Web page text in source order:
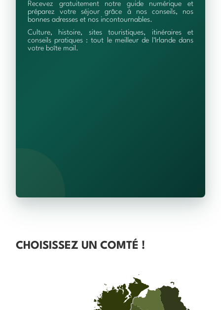
Recevez gratuitement notre guide numérique et
préparez votre séjour grâce à nos conseils, nos
bonnes adresses et nos incontournables.
Culture, histoire, sites touristiques, itinéraires et
conseils pratiques : tout le meilleur de l'Irlande dans
votre boîte mail.
CHOISISSEZ UN COMTÉ !